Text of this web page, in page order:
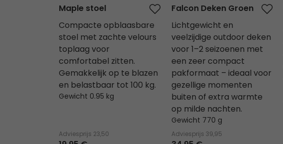
Maple stoel
Compacte opblaasbare
stoel met zachte velours
toplaag voor
comfortabel zitten.
Gemakkelijk op te blazen
en belastbaar tot 100 kg.
Gewicht 0.95 kg
Adviesprijs 23,50
Falcon Deken Groen
Lichtgewicht en
veelzijdige outdoor deken
voor 1–2 seizoenen met
een zeer compact
pakformaat – ideaal voor
gezellige momenten
buiten of extra warmte
op milde nachten.
Gewicht 770 g
Adviesprijs 39,95